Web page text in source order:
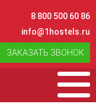
8 800 500 60 86
info@1hostels.ru
ЗАКАЗАТЬ ЗВОНОК